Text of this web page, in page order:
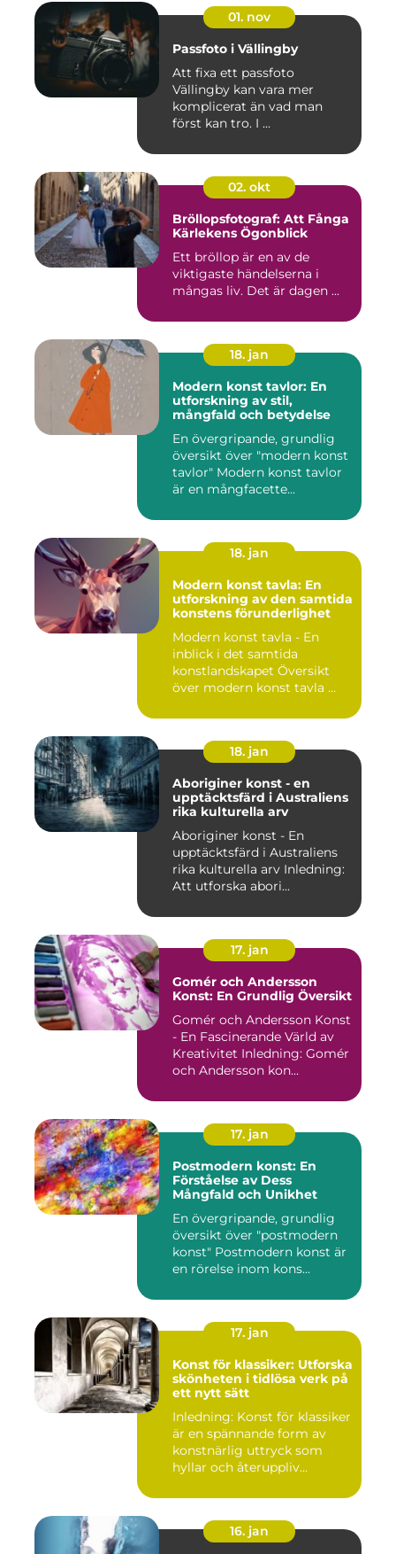
01. nov
Passfoto i Vällingby
Att fixa ett passfoto
Vällingby kan vara mer
komplicerat än vad man
först kan tro. I ...
02. okt
Bröllopsfotograf: Att Fånga
Kärlekens Ögonblick
Ett bröllop är en av de
viktigaste händelserna i
mångas liv. Det är dagen ...
18. jan
Modern konst tavlor: En
utforskning av stil,
mångfald och betydelse
En övergripande, grundlig
översikt över "modern konst
tavlor" Modern konst tavlor
är en mångfacette...
18. jan
Modern konst tavla: En
utforskning av den samtida
konstens förunderlighet
Modern konst tavla - En
inblick i det samtida
konstlandskapet Översikt
över modern konst tavla ...
18. jan
Aboriginer konst - en
upptäcktsfärd i Australiens
rika kulturella arv
Aboriginer konst - En
upptäcktsfärd i Australiens
rika kulturella arv Inledning:
Att utforska abori...
17. jan
Gomér och Andersson
Konst: En Grundlig Översikt
Gomér och Andersson Konst
- En Fascinerande Värld av
Kreativitet Inledning: Gomér
och Andersson kon...
17. jan
Postmodern konst: En
Förståelse av Dess
Mångfald och Unikhet
En övergripande, grundlig
översikt över "postmodern
konst" Postmodern konst är
en rörelse inom kons...
17. jan
Konst för klassiker: Utforska
skönheten i tidlösa verk på
ett nytt sätt
Inledning: Konst för klassiker
är en spännande form av
konstnärlig uttryck som
hyllar och återuppliv...
16. jan